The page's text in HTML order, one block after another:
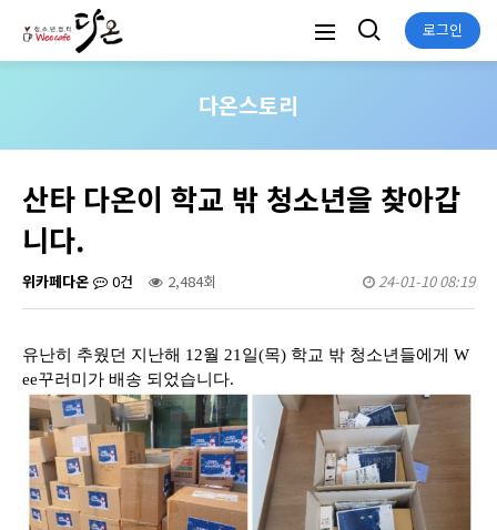
로그인
다온스토리
산타 다온이 학교 밖 청소년을 찾아갑
니다.
위카페다온 0건 2,484회 24-01-10 08:19
유난히 추웠던 지난해 12월 21일(목) 학교 밖 청소년들에게 W
ee꾸러미가 배송 되었습니다.